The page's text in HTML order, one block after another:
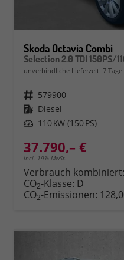
Skoda Octavia Combi
Selection 2.0 TDI 150PS/
unverbindliche Lieferzeit: 7 Tage
Fahrzeugnr. 579900
Kraftstoff Diesel
Leistung 110 kW (150 PS)
37.790,– €
incl. 19% MwSt.
Verbrauch kombiniert:
CO2-Klasse: D
CO2-Emissionen: